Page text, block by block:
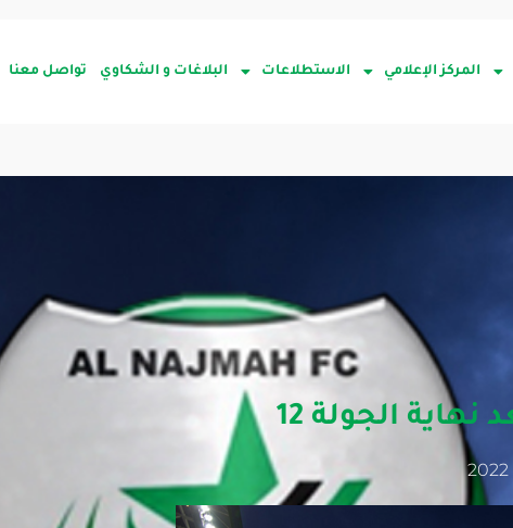
المركز الإعلامي الاستطلاعات البلاغات و الشكاوي تواصل معنا
الجولة 12